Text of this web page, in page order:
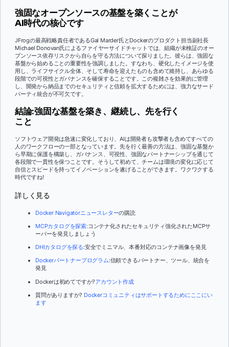
強固なオープンソースの基盤を築くことが
AI時代の核心です
JFrogの最高戦略責任者であるGal Marder氏とDockerのプロダクト担当副社長
Michael Donovan氏によるファイヤーサイドチャットでは、組織が未検証のオー
プンソース依存リスクから自らを守る方法について探りました。彼らは、強固な
基盤から始めることの重要性を強調しました。すなわち、硬化したイメージを使
用し、ライフサイクル全体、そして寿命を迎えたものも含めて維持し、あらゆる
段階での可視性とガバナンスを確保することです。この複雑さを効果的に管理
し、開発から納品までのセキュリティと信頼を拡大するためには、強力なサード
パーティ統合が不可欠です。
結論:強固な基盤を築き、継続し、先を行く
こと
ソフトウェア開発は急速に変化しており、AIは開発者も攻撃者も含めてすべての
人のワークフローの一部となっています。先を行く最善の方法は、強固な基盤か
ら早期に保護を構築し、ガバナンス、可視性、強固なパートナーシップを通じて
各段階で一貫性を保つことです。そうして初めて、チームは環境の変化に応じて
自信とスピードを持ってイノベーションを遂げることができます。ワクワクする
時代ですね!
詳しく見る
Docker Navigatorニュースレターの購読
MCPカタログを探索:コンテナ化されたセキュリティ強化されたMCPサ
ーバーを発見しましょう
DHIカタログを探る:安全でミニマル、本番対応のコンテナ画像を発見
Dockerパートナープログラム:信頼できるパートナー、ツール、統合を
発見
Dockerは初めてですか?アカウント作成
質問がありますか? Dockerコミュニティはサポートするためにここにい
ます